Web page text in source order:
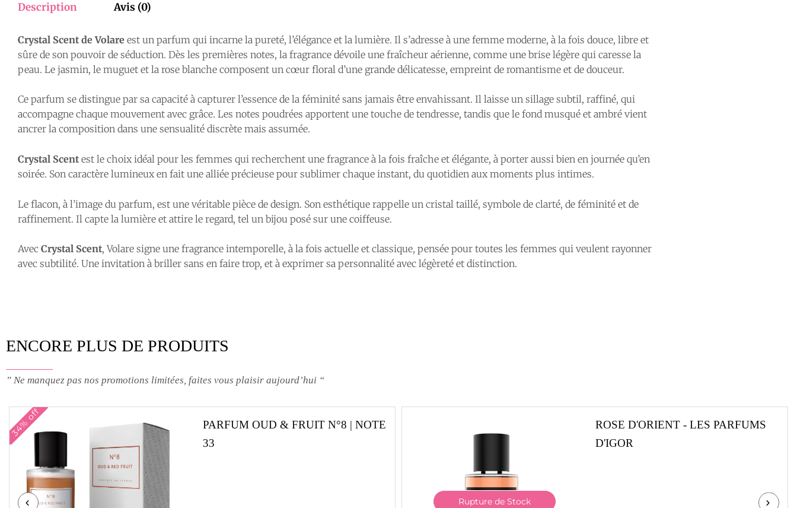
Description Avis (0)
Crystal Scent de Volare est un parfum qui incarne la pureté, l’élégance et la lumière. Il s’adresse à une femme moderne, à la fois douce, libre et
sûre de son pouvoir de séduction. Dès les premières notes, la fragrance dévoile une fraîcheur aérienne, comme une brise légère qui caresse la
peau. Le jasmin, le muguet et la rose blanche composent un cœur floral d’une grande délicatesse, empreint de romantisme et de douceur.
Ce parfum se distingue par sa capacité à capturer l’essence de la féminité sans jamais être envahissant. Il laisse un sillage subtil, raffiné, qui
accompagne chaque mouvement avec grâce. Les notes poudrées apportent une touche de tendresse, tandis que le fond musqué et ambré vient
ancrer la composition dans une sensualité discrète mais assumée.
Crystal Scent est le choix idéal pour les femmes qui recherchent une fragrance à la fois fraîche et élégante, à porter aussi bien en journée qu’en
soirée. Son caractère lumineux en fait une alliée précieuse pour sublimer chaque instant, du quotidien aux moments plus intimes.
Le flacon, à l’image du parfum, est une véritable pièce de design. Son esthétique rappelle un cristal taillé, symbole de clarté, de féminité et de
raffinement. Il capte la lumière et attire le regard, tel un bijou posé sur une coiffeuse.
Avec Crystal Scent, Volare signe une fragrance intemporelle, à la fois actuelle et classique, pensée pour toutes les femmes qui veulent rayonner
avec subtilité. Une invitation à briller sans en faire trop, et à exprimer sa personnalité avec légèreté et distinction.
ENCORE PLUS DE PRODUITS
” Ne manquez pas nos promotions limitées, faites vous plaisir aujourd’hui “
34% off
PARFUM OUD & FRUIT N°8 | NOTE
33
Rupture de Stock
ROSE D'ORIENT - LES PARFUMS
D'IGOR